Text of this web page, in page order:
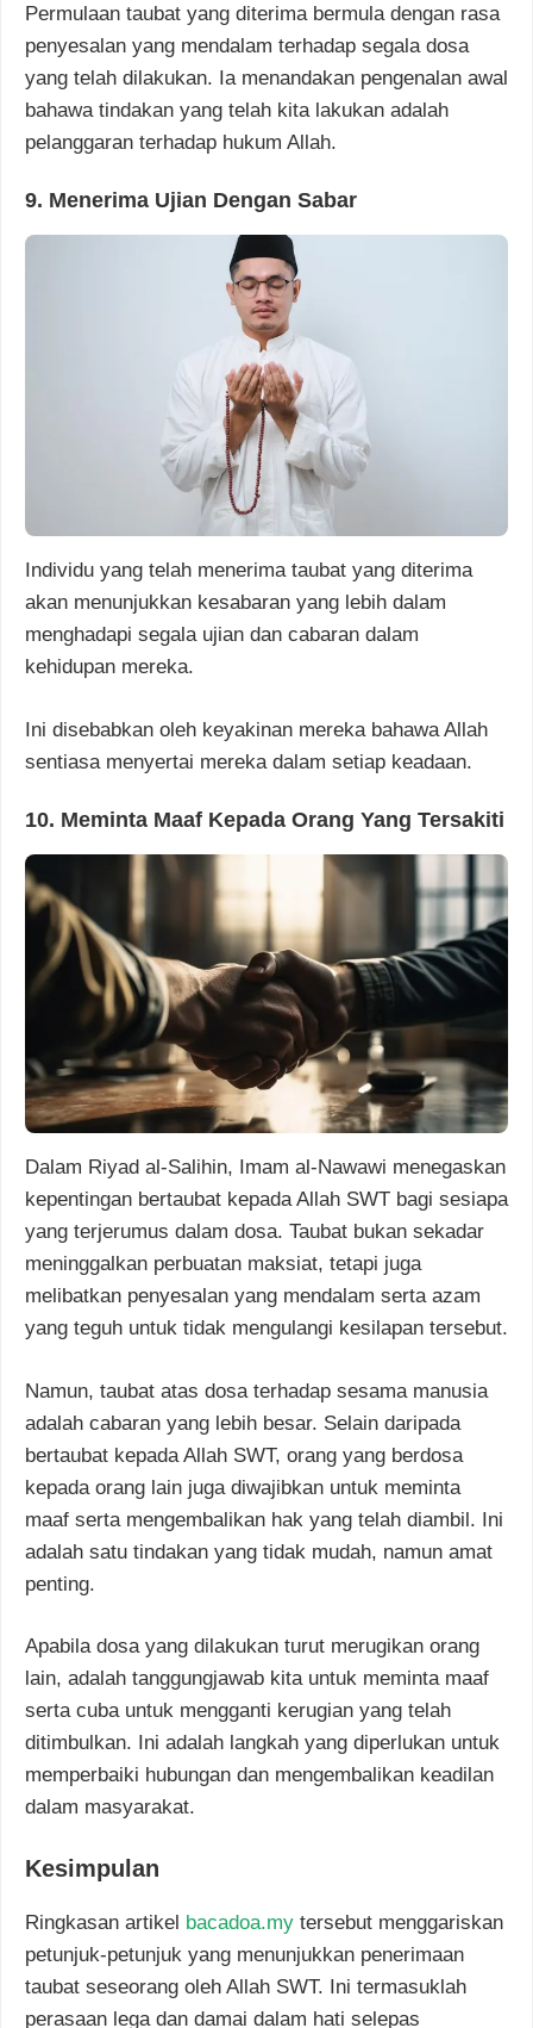
Permulaan taubat yang diterima bermula dengan rasa
penyesalan yang mendalam terhadap segala dosa
yang telah dilakukan. Ia menandakan pengenalan awal
bahawa tindakan yang telah kita lakukan adalah
pelanggaran terhadap hukum Allah.
9. Menerima Ujian Dengan Sabar
Individu yang telah menerima taubat yang diterima
akan menunjukkan kesabaran yang lebih dalam
menghadapi segala ujian dan cabaran dalam
kehidupan mereka.
Ini disebabkan oleh keyakinan mereka bahawa Allah
sentiasa menyertai mereka dalam setiap keadaan.
10. Meminta Maaf Kepada Orang Yang Tersakiti
Dalam Riyad al-Salihin, Imam al-Nawawi menegaskan
kepentingan bertaubat kepada Allah SWT bagi sesiapa
yang terjerumus dalam dosa. Taubat bukan sekadar
meninggalkan perbuatan maksiat, tetapi juga
melibatkan penyesalan yang mendalam serta azam
yang teguh untuk tidak mengulangi kesilapan tersebut.
Namun, taubat atas dosa terhadap sesama manusia
adalah cabaran yang lebih besar. Selain daripada
bertaubat kepada Allah SWT, orang yang berdosa
kepada orang lain juga diwajibkan untuk meminta
maaf serta mengembalikan hak yang telah diambil. Ini
adalah satu tindakan yang tidak mudah, namun amat
penting.
Apabila dosa yang dilakukan turut merugikan orang
lain, adalah tanggungjawab kita untuk meminta maaf
serta cuba untuk mengganti kerugian yang telah
ditimbulkan. Ini adalah langkah yang diperlukan untuk
memperbaiki hubungan dan mengembalikan keadilan
dalam masyarakat.
Kesimpulan
Ringkasan artikel bacadoa.my tersebut menggariskan
petunjuk-petunjuk yang menunjukkan penerimaan
taubat seseorang oleh Allah SWT. Ini termasuklah
perasaan lega dan damai dalam hati selepas